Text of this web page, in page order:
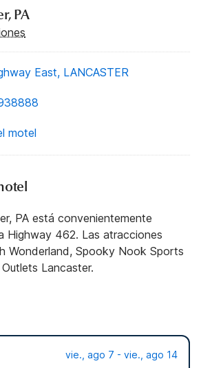
PA
East, LANCASTER
motel
PA está convenientemente
Highway 462. Las atracciones
Wonderland, Spooky Nook Sports
Lancaster.
vie., ago 7 - vie., ago 14